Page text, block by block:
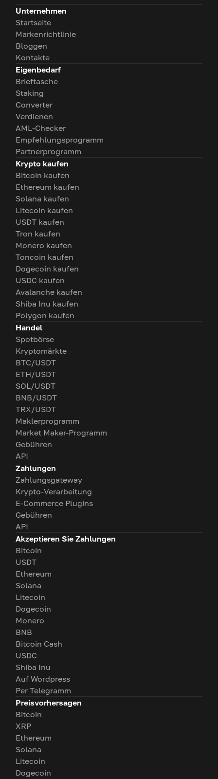
Unternehmen
Startseite
Markenrichtlinie
Bloggen
Kontakte
Eigenbedarf
Brieftasche
Staking
Converter
Verdienen
AML-Checker
Empfehlungsprogramm
Partnerprogramm
Krypto kaufen
Bitcoin kaufen
Ethereum kaufen
Solana kaufen
Litecoin kaufen
USDT kaufen
Tron kaufen
Monero kaufen
Toncoin kaufen
Dogecoin kaufen
USDC kaufen
Avalanche kaufen
Shiba Inu kaufen
Polygon kaufen
Handel
Spotbörse
Kryptomärkte
BTC/USDT
ETH/USDT
SOL/USDT
BNB/USDT
TRX/USDT
Maklerprogramm
Market Maker-Programm
Gebühren
API
Zahlungen
Zahlungsgateway
Krypto-Verarbeitung
E-Commerce Plugins
Gebühren
API
Akzeptieren Sie Zahlungen
Bitcoin
USDT
Ethereum
Solana
Litecoin
Dogecoin
Monero
BNB
Bitcoin Cash
USDC
Shiba Inu
Auf Wordpress
Per Telegramm
Preisvorhersagen
Bitcoin
XRP
Ethereum
Solana
Litecoin
Dogecoin